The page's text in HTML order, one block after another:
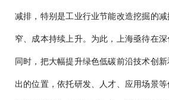
减排，特别是工业行业节能改造挖掘的
窄、成本持续上升。为此，上海亟待在
同时，把大幅提升绿色低碳前沿技术创
出的位置，依托研发、人才、应用场景